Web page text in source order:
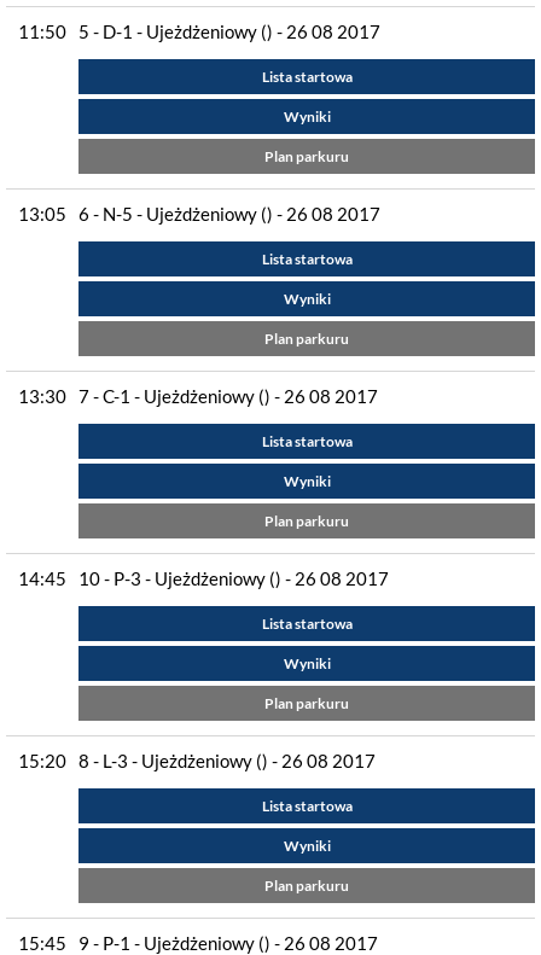
11:50 5 - D-1 - Ujeżdżeniowy () - 26 08 2017
Lista startowa
Wyniki
Plan parkuru
13:05 6 - N-5 - Ujeżdżeniowy () - 26 08 2017
Lista startowa
Wyniki
Plan parkuru
13:30 7 - C-1 - Ujeżdżeniowy () - 26 08 2017
Lista startowa
Wyniki
Plan parkuru
14:45 10 - P-3 - Ujeżdżeniowy () - 26 08 2017
Lista startowa
Wyniki
Plan parkuru
15:20 8 - L-3 - Ujeżdżeniowy () - 26 08 2017
Lista startowa
Wyniki
Plan parkuru
15:45 9 - P-1 - Ujeżdżeniowy () - 26 08 2017